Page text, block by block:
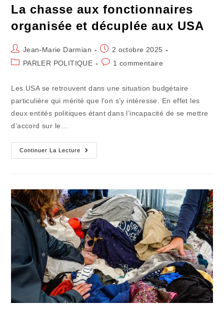
La chasse aux fonctionnaires
organisée et décuplée aux USA
Auteur/autrice
de
Jean-Marie Darmian
Publication
publiée :
2 octobre 2025
PostPARLER POLITIQUE
Commentaires
1 commentaire
Les USA se retrouvent dans une situation budgétaire
particulière qui mérité que l’on s’y intéresse. En effet les
deux entités politiques étant dans l’incapacité de se mettre
d’accord sur le…
Continuer La Lecture
La
Chasse
Décuplée
Aux
USA